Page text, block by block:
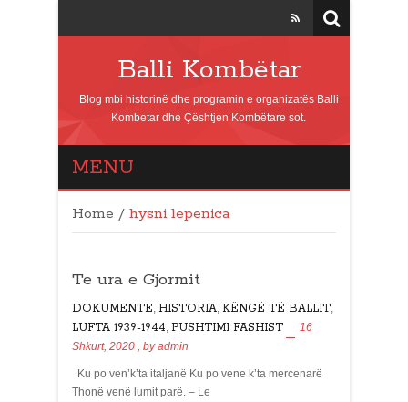
Balli Kombëtar
Blog mbi historinë dhe programin e organizatës Balli
Kombetar dhe Çështjen Kombëtare sot.
MENU
Home / hysni lepenica
Te ura e Gjormit
DOKUMENTE, HISTORIA, KËNGË TË BALLIT,
LUFTA 1939-1944, PUSHTIMI FASHIST
16
Shkurt, 2020 , byadmin
Ku po ven’k’ta italjanë Ku po vene k’ta mercenarë
Thonë venë lumit parë. – Le